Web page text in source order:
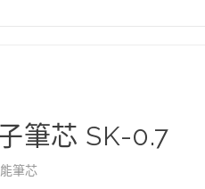
筆芯 SK-0.7
筆芯